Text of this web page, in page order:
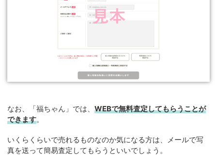
なお、「福ちゃん」では、 WEBで無料査定してもらうことが
できます。
いくらくらいで売れるものなのか気になる方は、メールで写
真を送って簡易査定してもらうといいでしょう。